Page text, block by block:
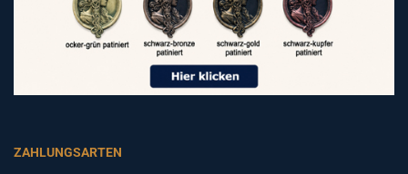
ZAHLUNGSARTEN